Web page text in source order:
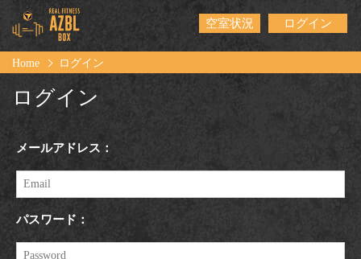
空室状況 ログイン
Home ログイン
ログイン
メールアドレス：
パスワード：